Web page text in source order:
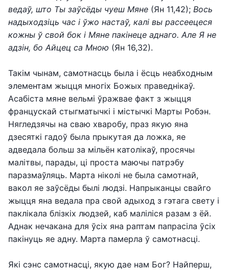
ведаў, што Ты заўсёды чуеш Мяне (Ян 11,42); Вось
надыходзіць час і ўжо настаў, калі вы рассеецеся
кожны ў свой бок і Мяне пакінеце аднаго. Але Я не
адзін, бо Айцец са Мною (Ян 16,32).
Такім чынам, самотнасць была і ёсць неабходным
элементам жыцця многіх Божых праведнікаў.
Асабіста мяне вельмі ўражвае факт з жыцця
францускай стыгматычкі і містычкі Марты Робэн.
Нягледзячы на сваю хваробу, праз якую яна
дзесяткі гадоў была прыкутая да ложка, яе
адведала больш за мільён католікаў, просячы
малітвы, парады, ці проста маючы патрэбу
паразмаўляць. Марта ніколі не была самотнай,
вакол яе заўсёды былі людзі. Напрыканцы свайго
жыцця яна ведала пра свой адыход з гэтага свету і
паклікала блізкіх людзей, каб маліліся разам з ёй.
Аднак нечакана для ўсіх яна раптам папрасіла ўсіх
пакінуць яе адну. Марта памерла ў самотнасці.
Які сэнс самотнасці, якую дае нам Бог? Найперш,